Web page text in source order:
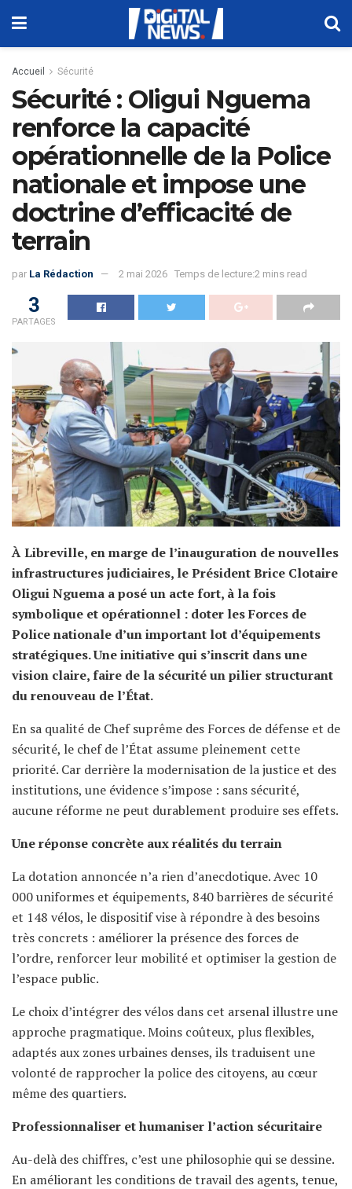
Accueil Sécurité
Sécurité : Oligui Nguema
renforce la capacité
opérationnelle de la Police
nationale et impose une
doctrine d’efficacité de
terrain
par La Rédaction 2 mai 2026 Temps de lecture:2 mins read
3
PARTAGES
À Libreville, en marge de l’inauguration de nouvelles
infrastructures judiciaires, le Président Brice Clotaire
Oligui Nguema a posé un acte fort, à la fois
symbolique et opérationnel : doter les Forces de
Police nationale d’un important lot d’équipements
stratégiques. Une initiative qui s’inscrit dans une
vision claire, faire de la sécurité un pilier structurant
du renouveau de l’État.
En sa qualité de Chef suprême des Forces de défense et de
sécurité, le chef de l’État assume pleinement cette
priorité. Car derrière la modernisation de la justice et des
institutions, une évidence s’impose : sans sécurité,
aucune réforme ne peut durablement produire ses effets.
Une réponse concrète aux réalités du terrain
La dotation annoncée n’a rien d’anecdotique. Avec 10
000 uniformes et équipements, 840 barrières de sécurité
et 148 vélos, le dispositif vise à répondre à des besoins
très concrets : améliorer la présence des forces de
l’ordre, renforcer leur mobilité et optimiser la gestion de
l’espace public.
Le choix d’intégrer des vélos dans cet arsenal illustre une
approche pragmatique. Moins coûteux, plus flexibles,
adaptés aux zones urbaines denses, ils traduisent une
volonté de rapprocher la police des citoyens, au cœur
même des quartiers.
Professionnaliser et humaniser l’action sécuritaire
Au-delà des chiffres, c’est une philosophie qui se dessine.
En améliorant les conditions de travail des agents, tenue,